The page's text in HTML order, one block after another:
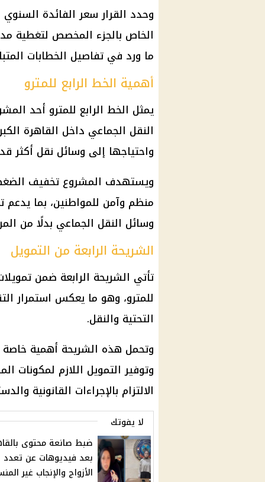
وحدد القرارسعر الفائدة السنوي على
ما ورد في تفاصيل الخطابات
أهمية الخط الرابع للمترو
يمثل الخط الرابع للمترو أحد
النقل الجماعي داخل القاهرة
واحتياجها إلى وسائل نقل أكثر
ويستهدف المشروع تخفيف الضغط
منظم وآمن للمواطنين، بما يدعم
وسائل النقل الجماعي بدلًا من
الشريحة الرابعة من التمويل
تأتي الشريحة الرابعة ضمن
للمترو، وهو ما يعكس استمرار
التحتية والنقل.
وتحمل هذه الشريحة أهمية خاصة
وتوفير التمويل اللازم لمكونات
الالتزام بالإجراءات القانونية
لا يفوتك
ضبط صانعة محتوى
بعد فيديوهات عن تعدد
الأزواج والإنجاب غير